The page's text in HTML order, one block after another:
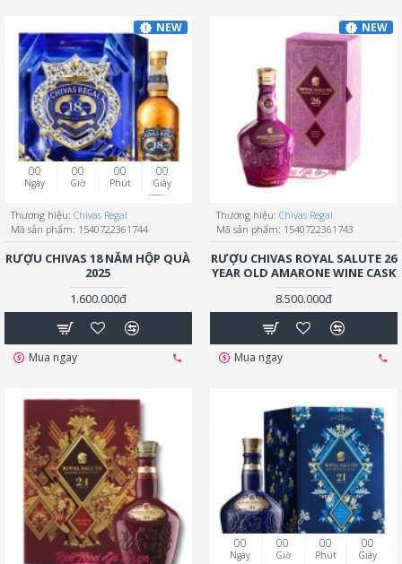
NEW
00
Ngày
00
Giờ
00
Phút
00
Giây
Thương hiệu: Chivas Regal
Mã sản phẩm: 1540722361744
RƯỢU CHIVAS 18 NĂM HỘP QUÀ
2025
1.600.000đ
Mua ngay
NEW
Thương hiệu: Chivas Regal
Mã sản phẩm: 1540722361743
RƯỢU CHIVAS ROYAL SALUTE 26
YEAR OLD AMARONE WINE CASK
8.500.000đ
Mua ngay
00
Ngày
00
Giờ
00
Phút
00
Giây